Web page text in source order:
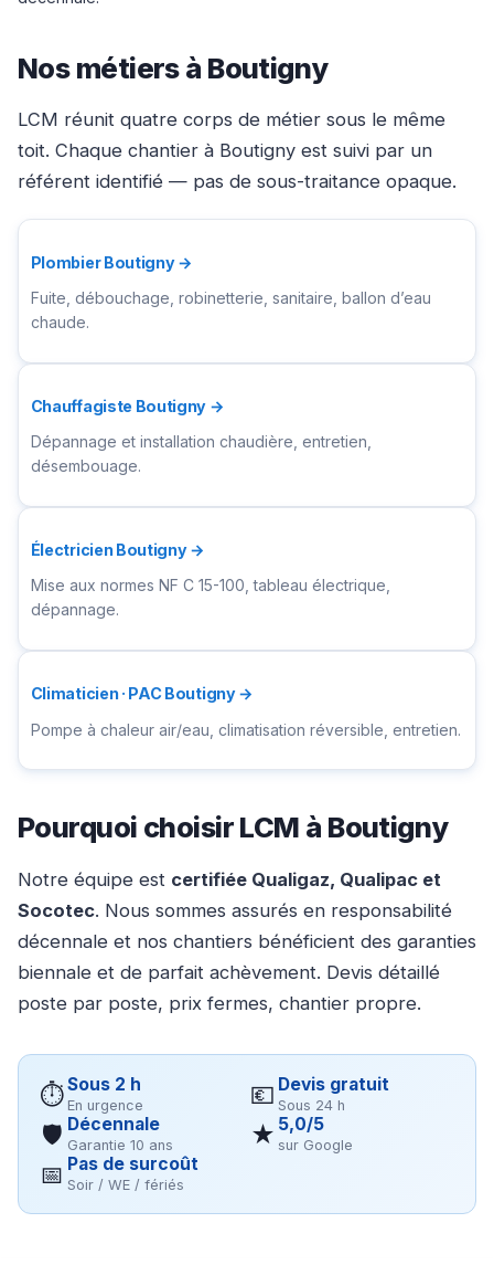
Nos métiers à Boutigny
LCM réunit quatre corps de métier sous le même
toit. Chaque chantier à Boutigny est suivi par un
référent identifié — pas de sous-traitance opaque.
Plombier Boutigny →
Fuite, débouchage, robinetterie, sanitaire, ballon d’eau
chaude.
Chauffagiste Boutigny →
Dépannage et installation chaudière, entretien,
désembouage.
Électricien Boutigny →
Mise aux normes NF C 15-100, tableau électrique,
dépannage.
Climaticien · PAC Boutigny →
Pompe à chaleur air/eau, climatisation réversible, entretien.
Pourquoi choisir LCM à Boutigny
Notre équipe est certifiée Qualigaz, Qualipac et
Socotec. Nous sommes assurés en responsabilité
décennale et nos chantiers bénéficient des garanties
biennale et de parfait achèvement. Devis détaillé
poste par poste, prix fermes, chantier propre.
⏱Sous 2 h
En urgence 💶 Devis gratuit
Sous 24 h
🛡 Décennale
Garantie 10 ans ★ 5,0/5
sur Google
📅 Pas de surcoût
Soir / WE / fériés